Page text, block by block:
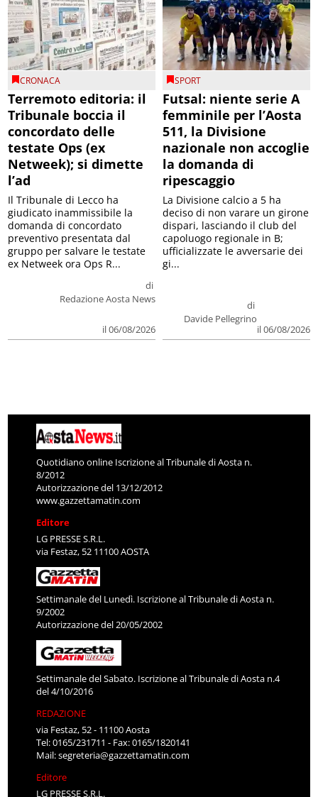
CRONACA
Terremoto editoria: il
Tribunale boccia il
concordato delle
testate Ops (ex
Netweek); si dimette
l’ad
di
Redazione Aosta News
il 06/08/2026
Il Tribunale di Lecco ha
giudicato inammissibile la
domanda di concordato
preventivo presentata dal
gruppo per salvare le testate
ex Netweek ora Ops R...
SPORT
Futsal: niente serie A
femminile per l’Aosta
511, la Divisione
nazionale non accoglie
la domanda di
ripescaggio
di
Davide Pellegrino
il 06/08/2026
La Divisione calcio a 5 ha
deciso di non varare un girone
dispari, lasciando il club del
capoluogo regionale in B;
ufficializzate le avversarie dei
gi...
Quotidiano online Iscrizione al Tribunale di Aosta n.
8/2012
Autorizzazione del 13/12/2012
www.gazzettamatin.com
Editore
LG PRESSE S.R.L.
via Festaz, 52 11100 AOSTA
Settimanale del Lunedì. Iscrizione al Tribunale di Aosta n.
9/2002
Autorizzazione del 20/05/2002
Settimanale del Sabato. Iscrizione al Tribunale di Aosta n.4
del 4/10/2016
REDAZIONE
via Festaz, 52 - 11100 Aosta
Tel: 0165/231711 - Fax: 0165/1820141
Mail:segreteria@gazzettamatin.com
Editore
LG PRESSE S.R.L.